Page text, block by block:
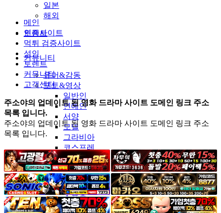
일본
해외
토렌트
커뮤니티
유머&감동
포토&영상
일반인
연예인
서양
모델
그라비아
코스프레
BJ
품번
후방주의
움짤
스포츠
기타
메인
인증사이트
먹튀 검증사이트
성인
토렌트
커뮤니티
고객센터
주소야의 업데이트 된 영화 드라마 사이트 도메인 링크 주소
목록 입니다.
주소야의 업데이트 된 영화 드라마 사이트 도메인 링크 주소
목록 입니다.